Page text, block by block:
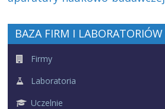
BAZA FIRM I LABORATORIÓW
Firmy
Laboratoria
Uczelnie